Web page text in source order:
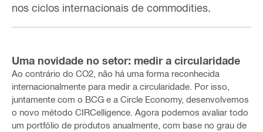
nos ciclos internacionais de commodities.
Uma novidade no setor: medir a circularidade
Ao contrário do CO2, não há uma forma reconhecida
internacionalmente para medir a circularidade. Por isso,
juntamente com o BCG e a Circle Economy, desenvolvemos
o novo método CIRCelligence. Agora podemos avaliar todo
um portfólio de produtos anualmente, com base no grau de